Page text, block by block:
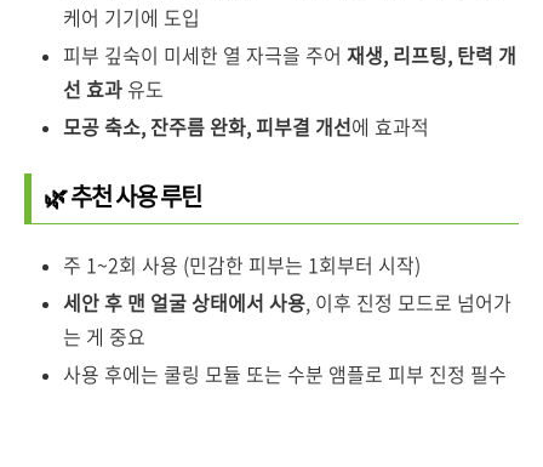
케어 기기에 도입
피부 깊숙이 미세한 열 자극을 주어 재생, 리프팅, 탄력 개
선 효과유도
모공 축소, 잔주름 완화, 피부결 개선에 효과적
🌿 추천 사용 루틴
주 1~2회 사용 (민감한 피부는 1회부터 시작)
세안 후 맨 얼굴 상태에서 사용, 이후 진정 모드로 넘어가
는 게 중요
사용 후에는 쿨링 모듈 또는 수분 앰플로 피부 진정 필수